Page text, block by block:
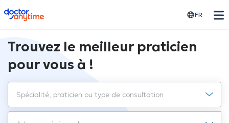
doctoranytime FR
Trouvez le meilleur praticien
pour vous à !